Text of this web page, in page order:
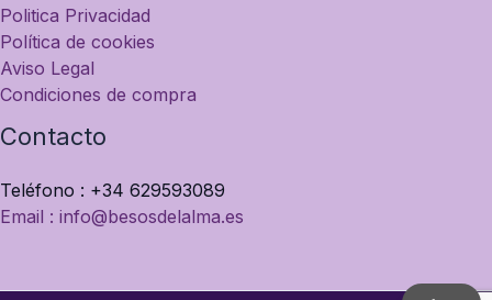
Politica Privacidad
Política de cookies
Aviso Legal
Condiciones de compra
Contacto
Teléfono : +34 629593089
Email : info@besosdelalma.es